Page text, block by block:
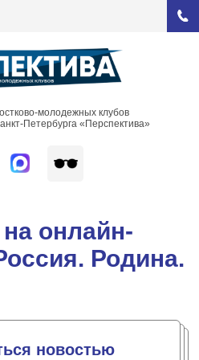
молодежных клубов
Петербурга «Перспектива»
онлайн-
Родина.
новостью